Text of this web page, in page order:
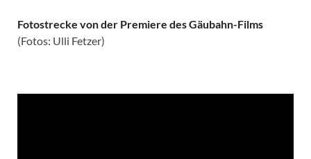
Fotostrecke von der Premiere des Gäubahn-Films
(Fotos: Ulli Fetzer)